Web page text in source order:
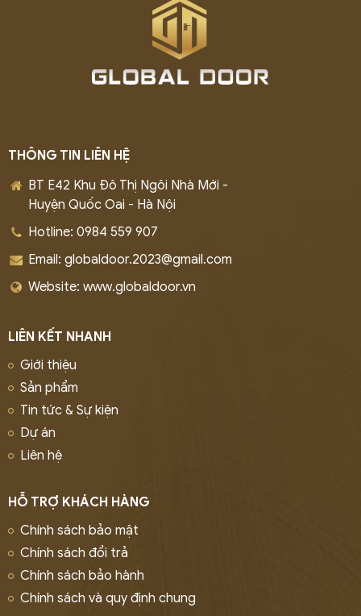
THÔNG TIN LIÊN HỆ
BT E42 Khu Đô Thị Ngôi Nhà Mới -
Huyện Quốc Oai - Hà Nội
Hotline: 0984 559 907
Email: globaldoor.2023@gmail.com
Website: www.globaldoor.vn
LIÊN KẾT NHANH
Giới thiệu
Sản phẩm
Tin tức & Sự kiện
Dự án
Liên hệ
HỖ TRỢ KHÁCH HÀNG
Chính sách bảo mật
Chính sách đổi trả
Chính sách bảo hành
Chính sách và quy định chung